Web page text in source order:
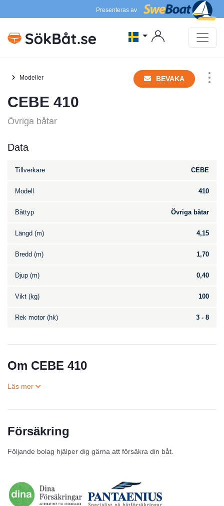
Presenteras av
Modeller BEVAKA
CEBE 410
Övriga båtar
Data
Tillverkare CEBE
Modell 410
Båttyp Övriga båtar
Längd (m) 4,15
Bredd (m) 1,70
Djup (m) 0,40
Vikt (kg) 100
Rek motor (hk) 3 - 8
Om CEBE 410
Försäkring
Följande bolag hjälper dig gärna att försäkra din båt.